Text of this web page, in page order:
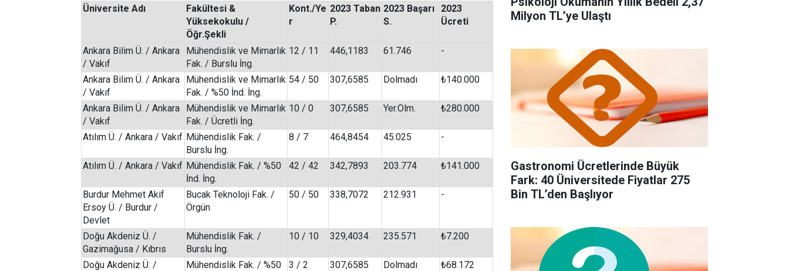
Üniversite Adı
Fakültesi &
Yüksekokulu /
Öğr.Şekli
Kont./Ye
r
2023 Taban
P.
2023 Başarı
S.
2023
Ücreti
Ankara Bilim Ü. / Ankara
/ Vakıf
Mühendislik ve Mimarlık
Fak. / Burslu İng.
12 / 11 446,1183 61.746 -
Ankara Bilim Ü. / Ankara
/ Vakıf
Mühendislik ve Mimarlık
Fak. / %50 İnd. İng.
54 / 50 307,6585 Dolmadı ₺140.000
Ankara Bilim Ü. / Ankara
/ Vakıf
Mühendislik ve Mimarlık
Fak. / Ücretli İng.
10 / 0 307,6585 Yer.Olm. ₺280.000
Atılım Ü. / Ankara / Vakıf Mühendislik Fak. /
Burslu İng.
8 / 7 464,8454 45.025 -
Atılım Ü. / Ankara / Vakıf Mühendislik Fak. / %50
İnd. İng.
42 / 42 342,7893 203.774 ₺141.000
Burdur Mehmet Akif
Ersoy Ü. / Burdur /
Devlet
Bucak Teknoloji Fak. /
Örgün
50 / 50 338,7072 212.931 -
Doğu Akdeniz Ü. /
Gazimağusa / Kıbrıs
Mühendislik Fak. /
Burslu İng.
10 / 10 329,4034 235.571 ₺7.200
Doğu Akdeniz Ü. /
Mühendislik Fak. / %50
3 / 2 307,6585 Dolmadı ₺68.172
Milyon TL’ye Ulaştı
Gastronomi Ücretlerinde Büyük
Fark: 40 Üniversitede Fiyatlar 275
Bin TL’den Başlıyor